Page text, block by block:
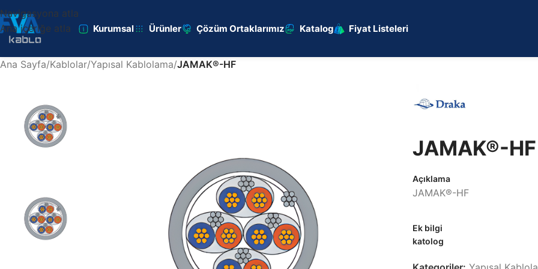
Navigasyona atla
Ana içeriğe atla
Kurumsal Ürünler Çözüm Ortaklarımız Katalog Fiyat Listeleri
Ana Sayfa/Kablolar/Yapısal Kablolama/JAMAK®-HF
JAMAK®-HF
Açıklama
JAMAK®-HF
Ek bilgi
katolog